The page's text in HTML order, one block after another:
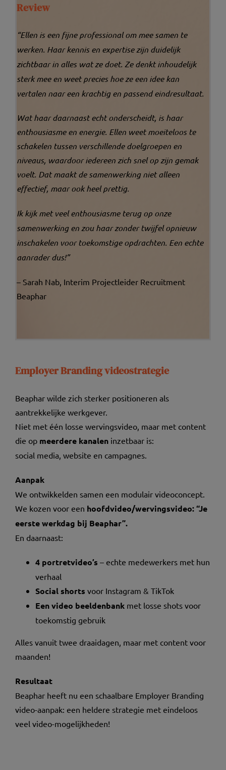
Review
“Ellen is een fijne professional om mee samen te
werken. Haar kennis en expertise zijn duidelijk
zichtbaar in alles wat ze doet. Ze denkt inhoudelijk
sterk mee en weet precies hoe ze een idee kan
vertalen naar een krachtig en passend eindresultaat.
Wat haar daarnaast echt onderscheidt, is haar
enthousiasme en energie. Ellen weet moeiteloos te
schakelen tussen verschillende doelgroepen en
niveaus, waardoor iedereen zich snel op zijn gemak
voelt. Dat maakt de samenwerking niet alleen
effectief, maar ook heel prettig.
Ik kijk met veel enthousiasme terug op onze
samenwerking en zou haar zonder twijfel opnieuw
inschakelen voor toekomstige opdrachten. Een echte
aanrader dus!”
– Sarah Nab, Interim Projectleider Recruitment
Beaphar
Employer Branding videostrategie
Beaphar wilde zich sterker positioneren als
aantrekkelijke werkgever.
Niet met één losse wervingsvideo, maar met content
die op meerdere kanaleninzetbaar is:
social media, website en campagnes.
Aanpak
We ontwikkelden samen een modulair videoconcept.
We kozen voor een hoofdvideo/wervingsvideo: “Je
eerste werkdag bij Beaphar”.
En daarnaast:
4 portretvideo’s – echte medewerkers met hun
verhaal
Social shorts voor Instagram & TikTok
Een video beeldenbankmet losse shots voor
toekomstig gebruik
Alles vanuit twee draaidagen, maar met content voor
maanden!
Resultaat
Beaphar heeft nu een schaalbare Employer Branding
video-aanpak: een heldere strategie met eindeloos
veel video-mogelijkheden!